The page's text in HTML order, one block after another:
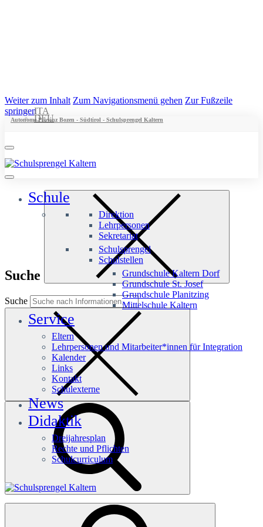
Weiter zum Inhalt Zum Navigationsmenü gehen Zur Fußzeile
springen
Autonome Provinz Bozen - Südtirol - Schulsprengel Kaltern
ITA
DEU
Schule
Direktion
Lehrpersonen
Sekretariat
Schulsprengel
Schulstellen
Grundschule Kaltern Dorf
Grundschule St. Josef
Grundschule Planitzing
Mittelschule Kaltern
Service
Eltern
Lehrpersonen und Mitarbeiter*innen für Integration
Kalender
Links
Kontakt
Schulexterne
News
Didaktik
Dreijahresplan
Rechte und Pflichten
Schulcurriculum
Suche
Suche
Häufige Suchanfragen